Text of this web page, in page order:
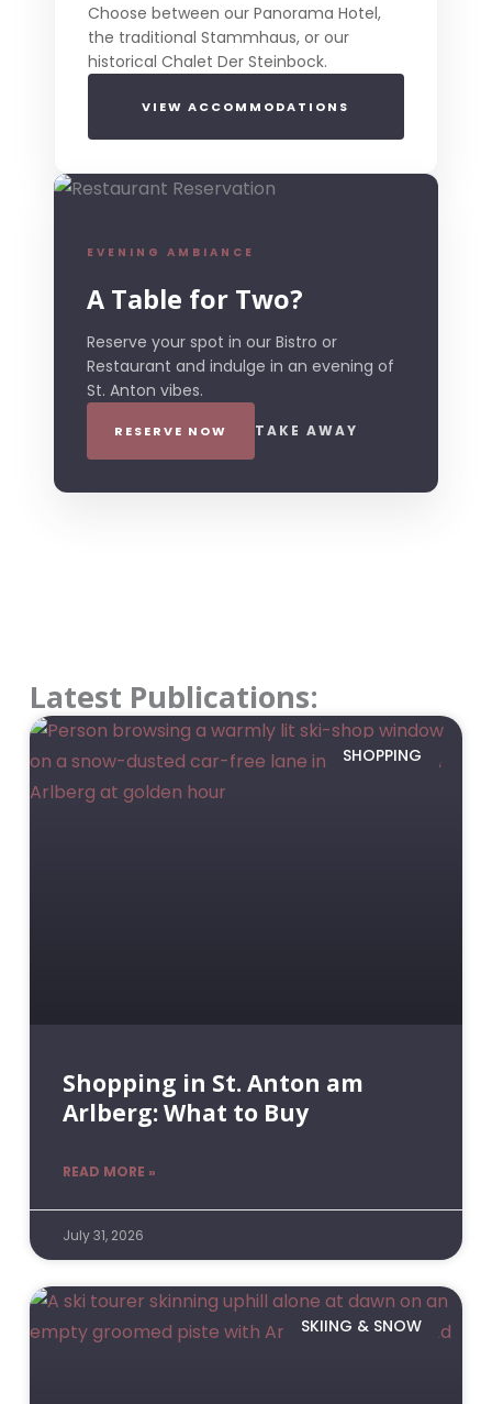
Choose between our Panorama Hotel,
the traditional Stammhaus, or our
historical Chalet Der Steinbock.
VIEW ACCOMMODATIONS
EVENING AMBIANCE
A Table for Two?
Reserve your spot in our Bistro or
Restaurant and indulge in an evening of
St. Anton vibes.
RESERVE NOW TAKE AWAY
Latest Publications:
SHOPPING
Shopping in St. Anton am
Arlberg: What to Buy
READ MORE »
July 31, 2026
SKIING & SNOW